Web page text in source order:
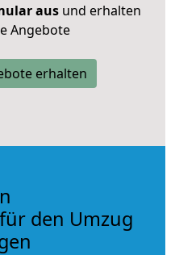
ausund erhalten
Angebote
erhalten
den Umzug